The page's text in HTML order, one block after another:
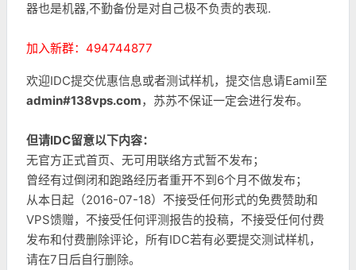
器也是机器,不勤备份是对自己极不负责的表现.
加入新群：494744877
欢迎IDC提交优惠信息或者测试样机，提交信息请Eamil至
admin#138vps.com，苏苏不保证一定会进行发布。
但请IDC留意以下内容：
无官方正式首页、无可用联络方式暂不发布；
曾经有过倒闭和跑路经历者重开不到6个月不做发布；
从本日起（2016-07-18）不接受任何形式的免费赞助和
VPS馈赠，不接受任何评测报告的投稿，不接受任何付费
发布和付费删除评论，所有IDC若有必要提交测试样机，
请在7日后自行删除。